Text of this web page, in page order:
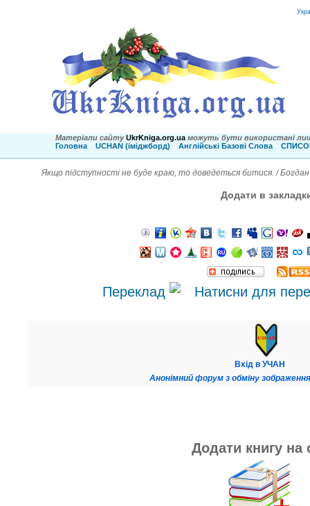
Матеріали сайту UkrKniga.org.ua можуть бути використані
Головна
UCHAN (іміджборд) Англійські Базові Слова
Якщо підступності не буде краю, то доведеться битися. /
Додати в
Переклад
Вхід в УЧАН
Анонімний форум з обміну
Додати книгу на